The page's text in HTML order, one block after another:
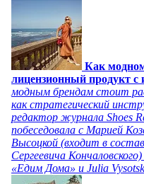
Как
лицензионный продукт с
модным брендам стоит
как стратегический
редактор журнала Shoes
побеседовала с Марией
Высоцкой (входит в
Сергеевича
«Едим Дома» и Julia